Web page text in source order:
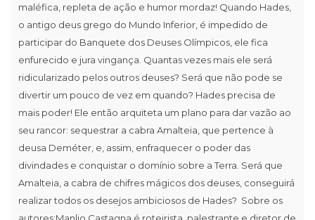
maléfica, repleta de ação e humor mordaz! Quando Hades,
o antigo deus grego do Mundo Inferior, é impedido de
participar do Banquete dos Deuses Olímpicos, ele fica
enfurecido e jura vingança. Quantas vezes mais ele será
ridicularizado pelos outros deuses? Será que não pode se
divertir um pouco de vez em quando? Hades precisa de
mais poder! Ele então arquiteta um plano para dar vazão ao
seu rancor: sequestrar a cabra Amalteia, que pertence à
deusa Deméter, e, assim, enfraquecer o poder das
divindades e conquistar o domínio sobre a Terra. Será que
Amalteia, a cabra de chifres mágicos dos deuses, conseguirá
realizar todos os desejos ambiciosos de Hades? Sobre os
autores:Manlio Castagna é roteirista, palestrante e diretor de